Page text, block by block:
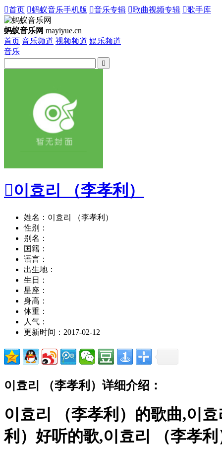
首页 蚂蚁音乐手机版 音乐专辑 歌曲视频专辑 歌手库
蚂蚁音乐网 mayiyue.cn
首页 音乐频道 视频频道 娱乐频道
音乐

이효리 （李孝利）
姓名：이효리 （李孝利）
性别：
别名：
国籍：
语言：
出生地：
生日：
星座：
身高：
体重：
人气：
更新时间：2017-02-12
이효리 （李孝利）详细介绍：
이효리 （李孝利）的歌曲,이
利）好听的歌,이효리 （李孝